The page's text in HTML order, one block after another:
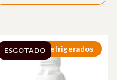
Refrigerados
ESGOTADO